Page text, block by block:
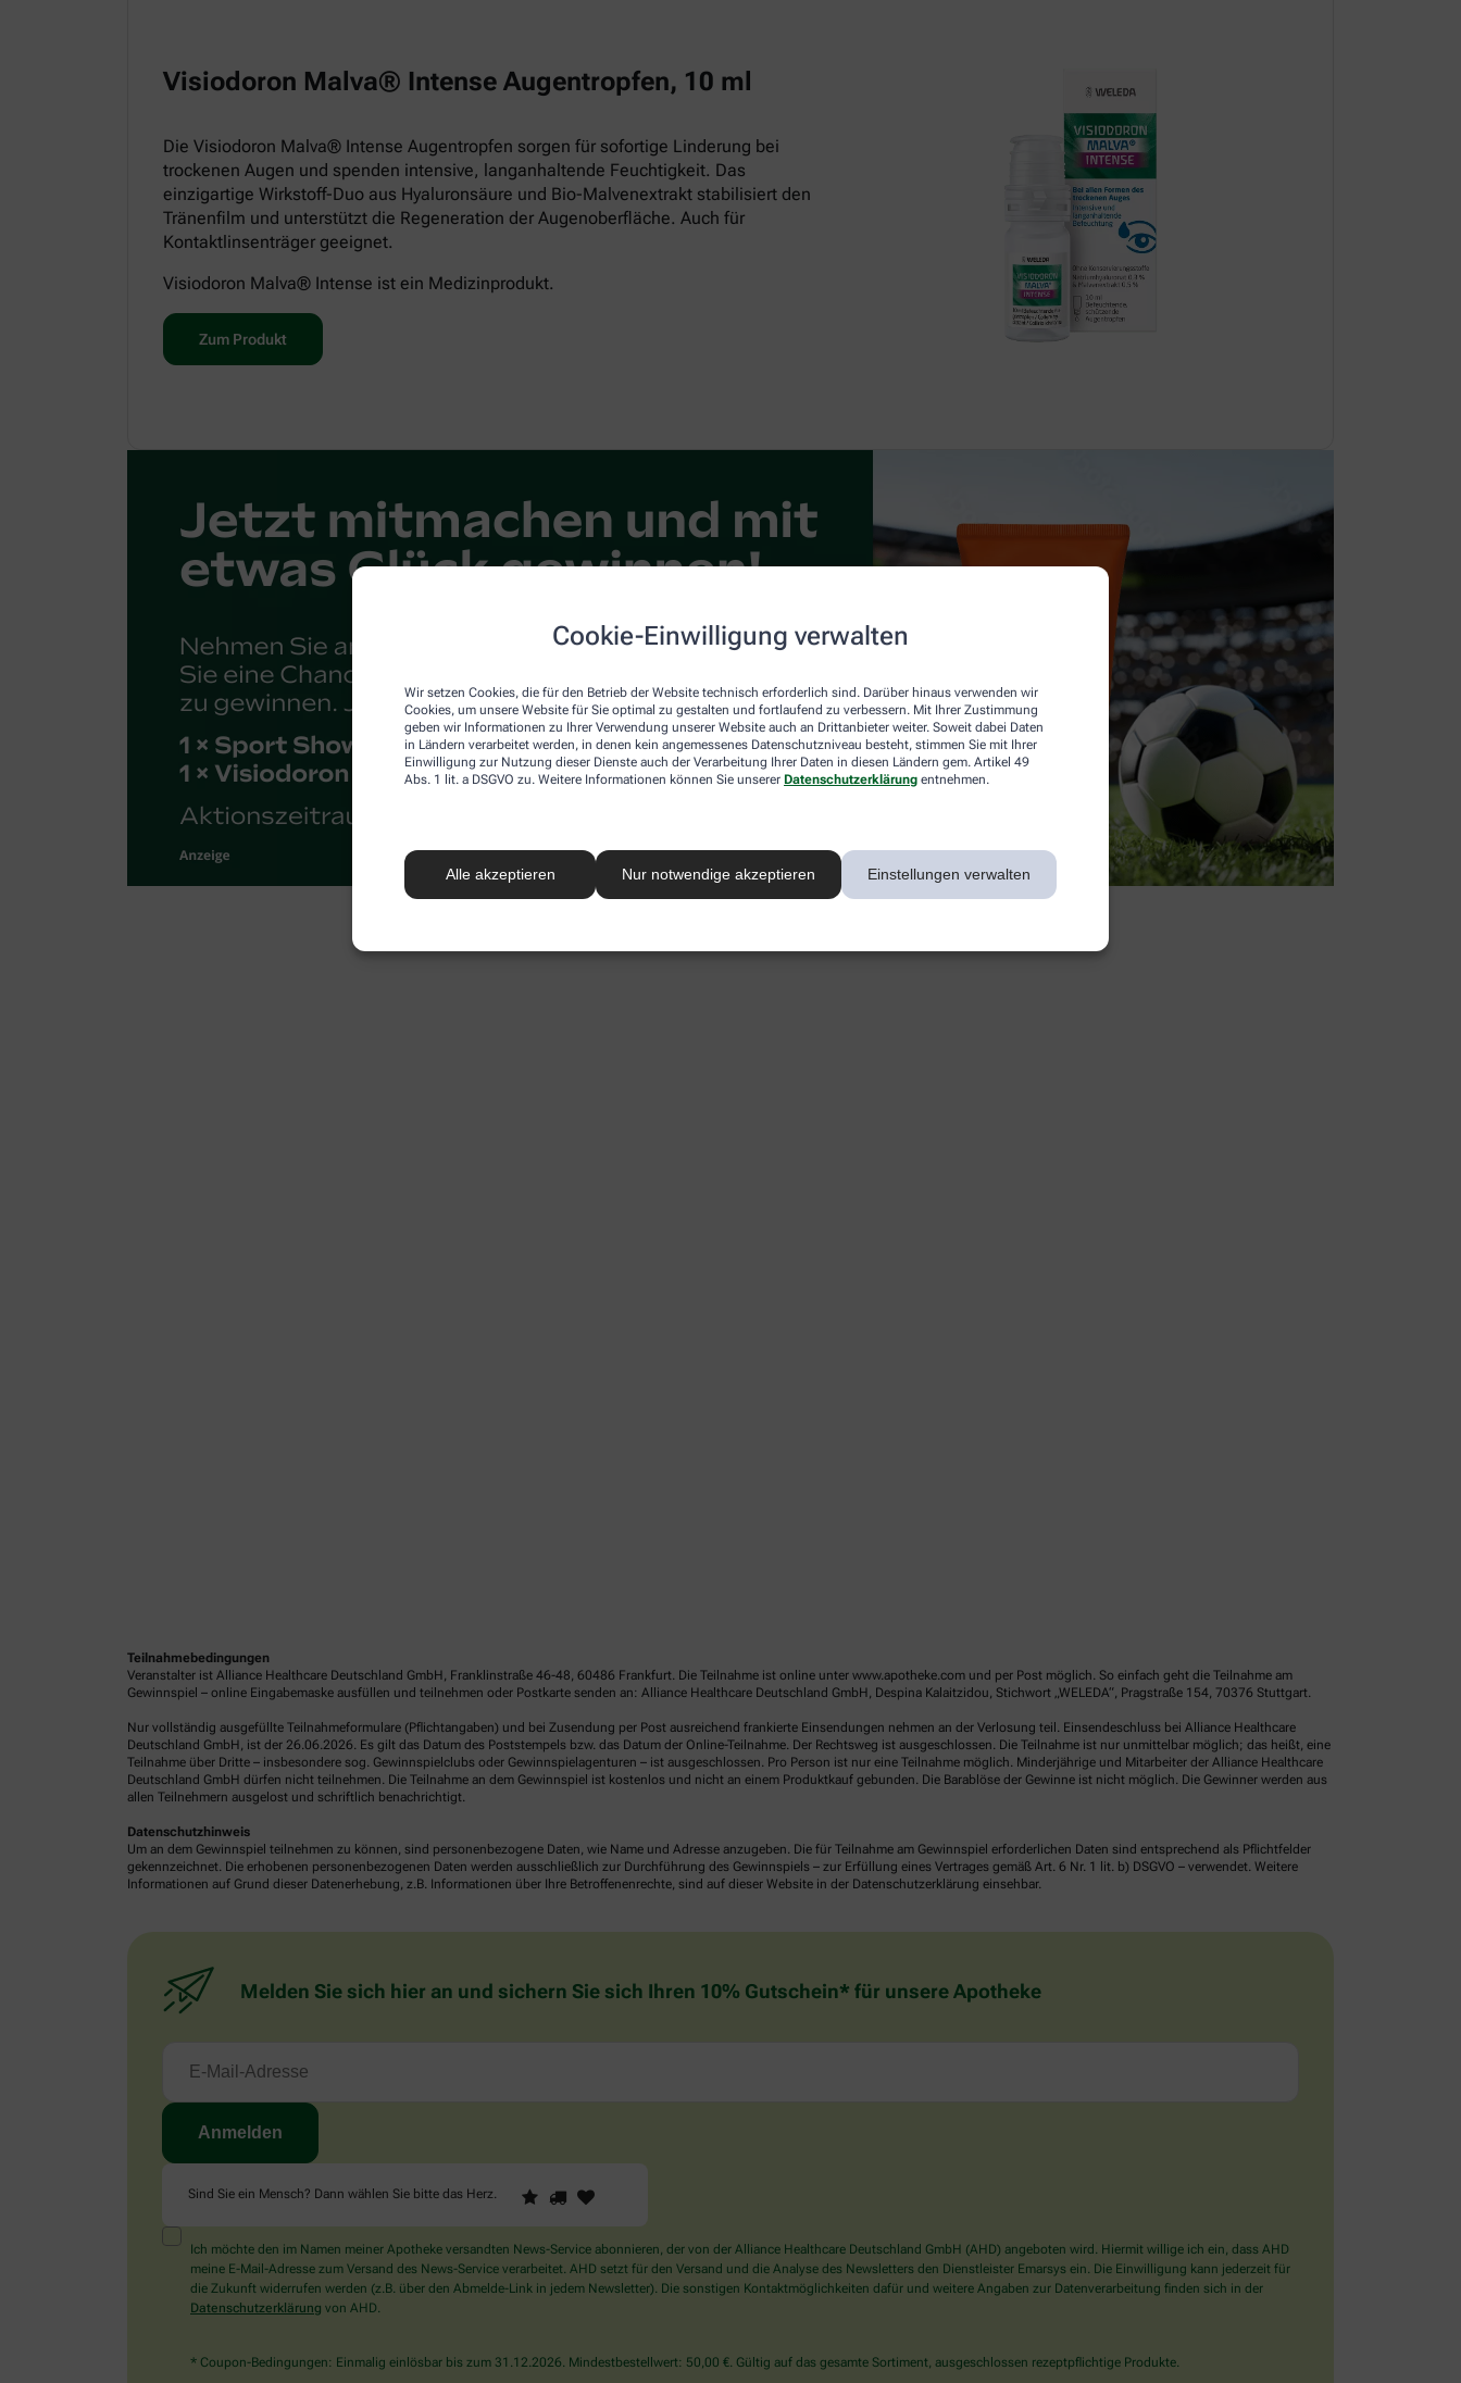
Cookie-Einwilligung verwalten
Wir setzen Cookies, die für den Betrieb der Website technisch erforderlich sind. Darüber hinaus verwenden wir
Cookies, um unsere Website für Sie optimal zu gestalten und fortlaufend zu verbessern. Mit Ihrer Zustimmung
geben wir Informationen zu Ihrer Verwendung unserer Website auch an Drittanbieter weiter. Soweit dabei Daten
in Ländern verarbeitet werden, in denen kein angemessenes Datenschutzniveau besteht, stimmen Sie mit Ihrer
Einwilligung zur Nutzung dieser Dienste auch der Verarbeitung Ihrer Daten in diesen Ländern gem. Artikel 49
Abs. 1 lit. a DSGVO zu. Weitere Informationen können Sie unserer Datenschutzerklärung entnehmen.
Alle akzeptieren Nur notwendige akzeptieren Einstellungen verwalten
Visiodoron Malva® Intense Augentropfen, 10 ml
Die Visiodoron Malva® Intense Augentropfen sorgen für sofortige Linderung bei
trockenen Augen und spenden intensive, langanhaltende Feuchtigkeit. Das
einzigartige Wirkstoff-Duo aus Hyaluronsäure und Bio-Malvenextrakt stabilisiert den
Tränenfilm und unterstützt die Regeneration der Augenoberfläche. Auch für
Kontaktlinsenträger geeignet.
Visiodoron Malva® Intense ist ein Medizinprodukt.
Zum Produkt
Teilnahmebedingungen
Veranstalter ist Alliance Healthcare Deutschland GmbH, Franklinstraße 46-48, 60486 Frankfurt. Die Teilnahme ist online unter www.apotheke.com und per Post möglich. So einfach geht die Teilnahme am
Gewinnspiel – online Eingabemaske ausfüllen und teilnehmen oder Postkarte senden an: Alliance Healthcare Deutschland GmbH, Despina Kalaitzidou, Stichwort „WELEDA“, Pragstraße 154, 70376 Stuttgart.
Nur vollständig ausgefüllte Teilnahmeformulare (Pflichtangaben) und bei Zusendung per Post ausreichend frankierte Einsendungen nehmen an der Verlosung teil. Einsendeschluss bei Alliance Healthcare
Deutschland GmbH, ist der 26.06.2026. Es gilt das Datum des Poststempels bzw. das Datum der Online-Teilnahme. Der Rechtsweg ist ausgeschlossen. Die Teilnahme ist nur unmittelbar möglich; das heißt, eine
Teilnahme über Dritte – insbesondere sog. Gewinnspielclubs oder Gewinnspielagenturen – ist ausgeschlossen. Pro Person ist nur eine Teilnahme möglich. Minderjährige und Mitarbeiter der Alliance Healthcare
Deutschland GmbH dürfen nicht teilnehmen. Die Teilnahme an dem Gewinnspiel ist kostenlos und nicht an einem Produktkauf gebunden. Die Barablöse der Gewinne ist nicht möglich. Die Gewinner werden aus
allen Teilnehmern ausgelost und schriftlich benachrichtigt.
Datenschutzhinweis
Um an dem Gewinnspiel teilnehmen zu können, sind personenbezogene Daten, wie Name und Adresse anzugeben. Die für Teilnahme am Gewinnspiel erforderlichen Daten sind entsprechend als Pflichtfelder
gekennzeichnet. Die erhobenen personenbezogenen Daten werden ausschließlich zur Durchführung des Gewinnspiels – zur Erfüllung eines Vertrages gemäß Art. 6 Nr. 1 lit. b) DSGVO – verwendet. Weitere
Informationen auf Grund dieser Datenerhebung, z.B. Informationen über Ihre Betroffenenrechte, sind auf dieser Website in der Datenschutzerklärung einsehbar.
Melden Sie sich hier an und sichern Sie sich Ihren 10% Gutschein* für unsere Apotheke
Sind Sie ein Mensch? Dann wählen Sie bitte das Herz.
Sind
Sie
Mensch?
Dann
wählen
Herz.
1 2
Ich möchte den im Namen meiner Apotheke versandten News-Service abonnieren, der von der Alliance Healthcare Deutschland GmbH (AHD) angeboten wird. Hiermit willige ich ein, dass AHD
meine E-Mail-Adresse zum Versand des News-Service verarbeitet. AHD setzt für den Versand und die Analyse des Newsletters den Dienstleister Emarsys ein. Die Einwilligung kann jederzeit für
die Zukunft widerrufen werden (z.B. über den Abmelde-Link in jedem Newsletter). Die sonstigen Kontaktmöglichkeiten dafür und weitere Angaben zur Datenverarbeitung finden sich in der
Datenschutzerklärung von AHD.
* Coupon-Bedingungen: Einmalig einlösbar bis zum 31.12.2026. Mindestbestellwert: 50,00 €. Gültig auf das gesamte Sortiment, ausgeschlossen rezeptpflichtige Produkte.